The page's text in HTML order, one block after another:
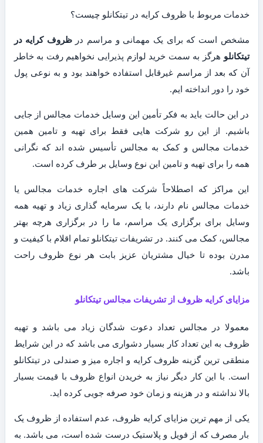
خدمات مربوط با ظروف کرایه در تیتکانلو چیست؟
مشخص است که برای یک مهمانی و مراسم درظروف کرایه در
تیتکانلو هرگز به سمت خرید لوازم پذیرایی نخواهیم رفت به خاطر
آن که بعد از مراسم غیرقابل استفاده خواهند بود و به نوعی پول
خود را دور انداخته ایم.
در این حالت باید به فکر تأمین این وسایل خدمات مجالس از جایی
باشیم. از این رو شرکت هایی فقط برای تهیه و تامین همین
خدمات مجالس و کمک به مجالس تأسیس شده اند که نگرانی
همه را برای تهیه و تامین این نوع وسایل بر طرف کرده است.
این مراکز که اصطلاحاً شرکت های اجاره خدمات مجالس یا
خدمات مجالس نام دارند، با یک سرمایه گذاری زیاد و تهیه همه
وسایل برای برگزاری یک مراسم، ما را در برگزاری هرچه بهتر
مجالس، کمک می کنند. در تشریفات تیتکانلو تمام اقلام با کیفیت و
مدرن بوده تا خیال مشتریان عزیز بابت هر نوع ظروف راحت
باشد.
مزایای کرایه ظروف از تشریفات مجالس تیتکانلو
معمولا در مجالس تعداد دعوت شدگان زیاد می باشد و تهیه
ظروف به این تعداد کار بسیار دشواری می باشد که در این شرایط
منطقی ترین گزینه ظروف کرایه و اجاره میز و صندلی در تیتکانلو
است. با این کار دیگر نیاز به خریدن انواع ظروف با قیمت بسیار
بالا نداشته و در هزینه و زمان خود صرفه جویی کرده اید.
یکی از مهم ترین مزایای کرایه ظروف، عدم استفاده از ظروف یک
بار مصرف که از فویل و پلاستیک درست شده است، می باشد. به